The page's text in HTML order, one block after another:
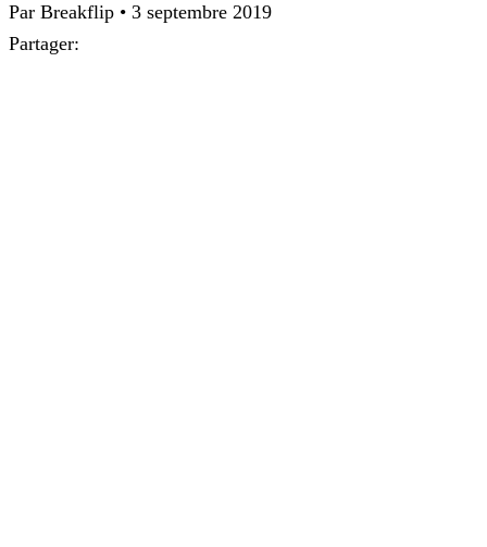
Par Breakflip • 3 septembre 2019
Partager: